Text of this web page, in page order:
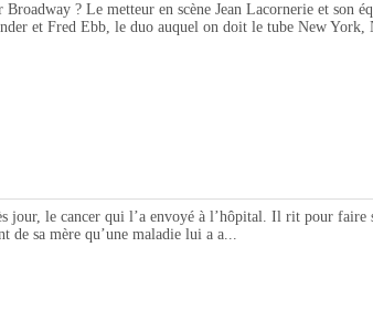
? Le metteur en scène Jean Lacornerie et son
et Fred Ebb, le duo auquel on doit le tube New York,
jour, le cancer qui l’a envoyé à l’hôpital. Il rit pour
sa mère qu’une maladie lui a a...